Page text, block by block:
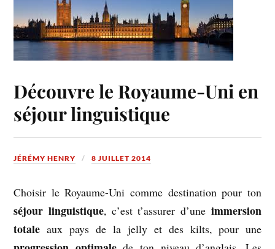
Découvre le Royaume-Uni en
séjour linguistique
JÉRÉMY HENRY 8 JUILLET 2014
Choisir le Royaume-Uni comme destination pour ton
séjour linguistique, c’est t’assurer d’une immersion
totale aux pays de la jelly et des kilts, pour une